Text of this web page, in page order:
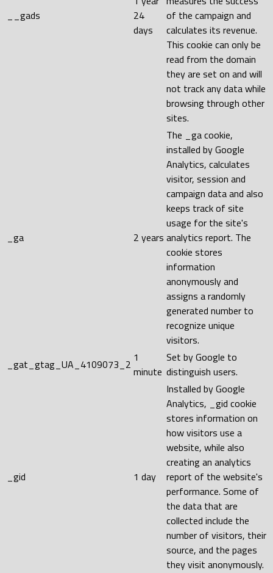
__gads
24
days
of the campaign and
calculates its revenue.
This cookie can only be
read from the domain
they are set on and will
not track any data while
browsing through other
sites.
_ga 2 years
The _ga cookie,
installed by Google
Analytics, calculates
visitor, session and
campaign data and also
keeps track of site
usage for the site's
analytics report. The
cookie stores
information
anonymously and
assigns a randomly
generated number to
recognize unique
visitors.
_gat_gtag_UA_4109073_2 1
minute
Set by Google to
distinguish users.
_gid 1 day
Installed by Google
Analytics, _gid cookie
stores information on
how visitors use a
website, while also
creating an analytics
report of the website's
performance. Some of
the data that are
collected include the
number of visitors, their
source, and the pages
they visit anonymously.